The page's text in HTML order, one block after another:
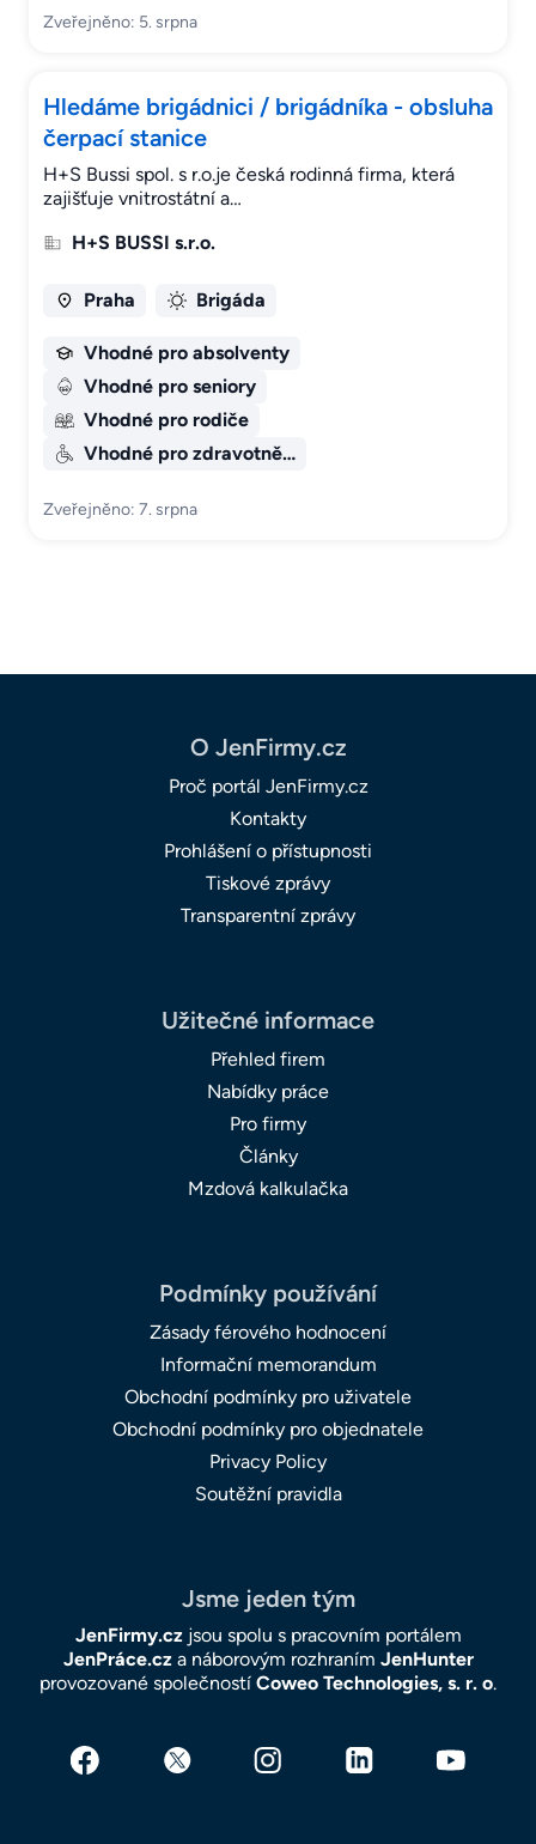
Zveřejněno: 5. srpna
Hledáme brigádnici / brigádníka - obsluha
čerpací stanice
H+S Bussi spol. s r.o.je česká rodinná firma, která
zajišťuje vnitrostátní a…
H+S BUSSI s.r.o.
Praha Brigáda
Vhodné pro absolventy
Vhodné pro seniory
Vhodné pro rodiče
Vhodné pro zdravotně…
Zveřejněno: 7. srpna
O JenFirmy.cz
Proč portál JenFirmy.cz
Kontakty
Prohlášení o přístupnosti
Tiskové zprávy
Transparentní zprávy
Užitečné informace
Přehled firem
Nabídky práce
Pro firmy
Články
Mzdová kalkulačka
Podmínky používání
Zásady férového hodnocení
Informační memorandum
Obchodní podmínky pro uživatele
Obchodní podmínky pro objednatele
Privacy Policy
Soutěžní pravidla
Jsme jeden tým
JenFirmy.czjsou spolu s pracovním portálem
JenPráce.cza náborovým rozhraním JenHunter
provozované společností Coweo Technologies, s. r. o.